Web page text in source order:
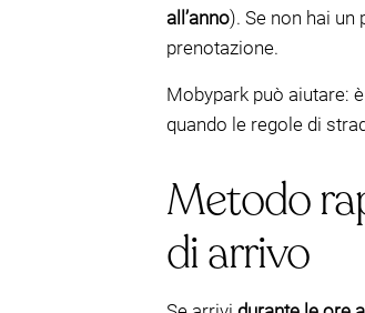
all’anno). Se non hai
prenotazione.
Mobypark può aiutare:
quando le regole di
Metodo
di arrivo